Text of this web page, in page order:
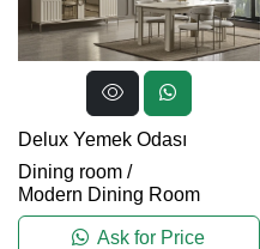
Delux Yemek Odası
Dining room /
Modern Dining Room
Ask for Price